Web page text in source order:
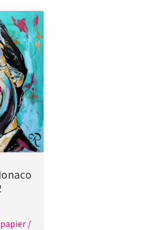
auf.
Die
Optionen
können
auf
der
Produktseite
gewählt
werden
/